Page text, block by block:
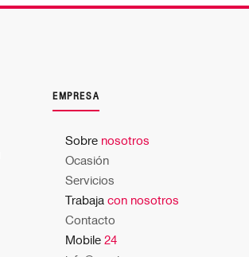
EMPRESA
Sobre nosotros
Ocasión
Servicios
Trabaja con nosotros
Contacto
Mobile 24